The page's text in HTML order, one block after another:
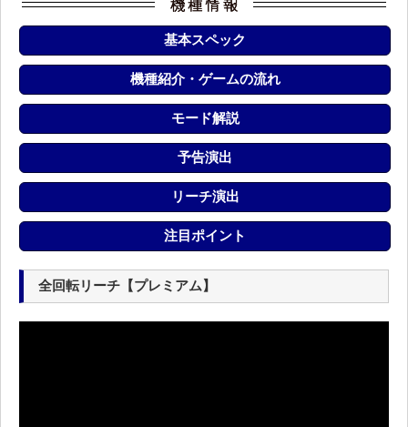
基本スペック
機種紹介・ゲームの流れ
モード解説
予告演出
リーチ演出
注目ポイント
全回転リーチ【プレミアム】